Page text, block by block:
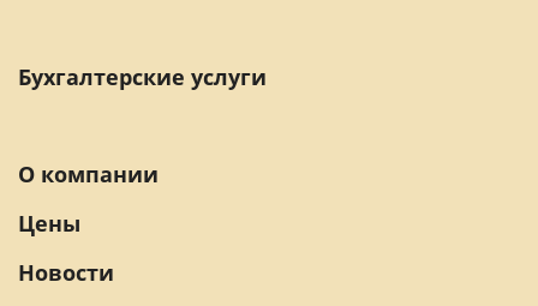
Бухгалтерские услуги
О компании
Цены
Новости